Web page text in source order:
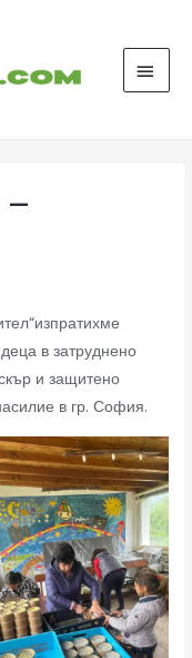
–
в затруднено
и защитено
в гр. София.